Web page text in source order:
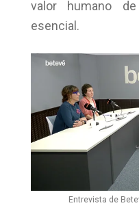
valor humano
esencial.
Entrevista de